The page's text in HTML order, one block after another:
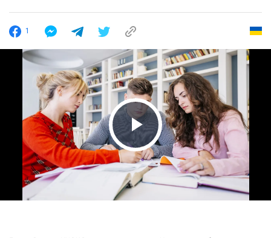
1
Play Video